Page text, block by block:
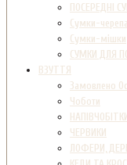
ПОСЕРЕДНІ
Сумки-
Сумки-мішки
СУМКИ ДЛЯ
ВЗУТТЯ
Замовлено
Чоботи
НАПІВЧОБІТКИ
ЧЕРВИКИ
ЛОФЕРИ,